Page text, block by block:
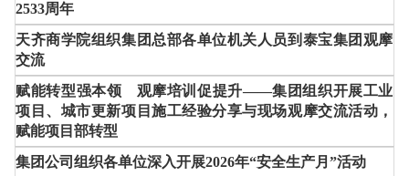
2533周年
天齐商学院组织集团总部各单位机关人员到泰宝集团观摩
交流
赋能转型强本领 观摩培训促提升——集团组织开展工业
项目、城市更新项目施工经验分享与现场观摩交流活动，
赋能项目部转型
集团公司组织各单位深入开展2026年“安全生产月”活动